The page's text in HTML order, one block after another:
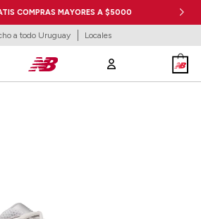
COMPRAS MAYORES A $5000
a todo Uruguay Locales